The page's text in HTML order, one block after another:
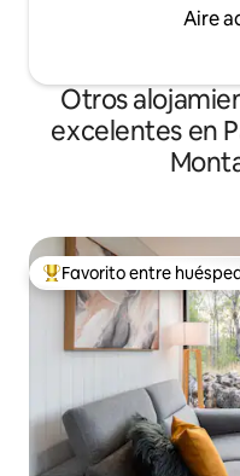
Aire
Otros
excelentes en
Favorito entre
Favorito entre